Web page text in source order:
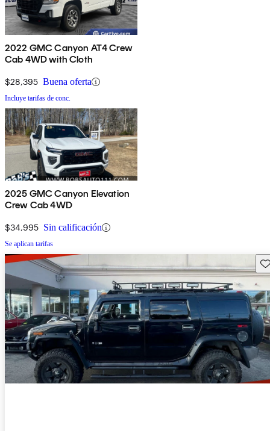
2022 GMC Canyon AT4 Crew
Cab 4WD with Cloth
$28,395 Buena oferta
Incluye tarifas de conc.
2025 GMC Canyon Elevation
Crew Cab 4WD
$34,995 Sin calificación
Se aplican tarifas